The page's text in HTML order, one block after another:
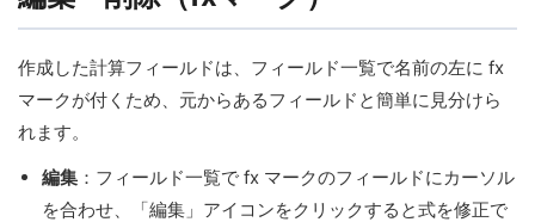
作成した計算フィールドは、フィールド一覧で名前の左に fx
マークが付くため、元からあるフィールドと簡単に見分けら
れます。
編集 ：フィールド一覧で fx マークのフィールドにカーソル
を合わせ、「編集」アイコンをクリックすると式を修正で